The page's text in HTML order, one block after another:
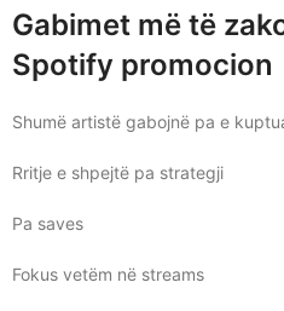
Gabimet më të
Spotify promocion
Shumë artistë gabojnë pa e
Rritje e shpejtë pa strategji
Pa saves
Fokus vetëm në streams